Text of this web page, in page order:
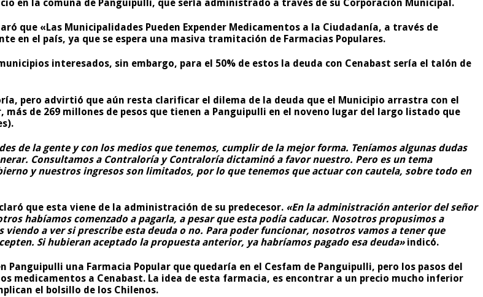
en la comuna de Panguipulli, que sería administrado a través de su Corporación Municipal.
que «Las Municipalidades Pueden Expender Medicamentos a la Ciudadanía, a través de
en el país, ya que se espera una masiva tramitación de Farmacias Populares.
interesados, sin embargo, para el 50% de estos la deuda con Cenabast sería el talón de
pero advirtió que aún resta clarificar el dilema de la deuda que el Municipio arrastra con el
de 269 millones de pesos que tienen a Panguipulli en el noveno lugar del largo listado que
de la gente y con los medios que tenemos, cumplir de la mejor forma. Teníamos algunas dudas
Consultamos a Contraloría y Contraloría dictaminó a favor nuestro. Pero es un tema
y nuestros ingresos son limitados, por lo que tenemos que actuar con cautela, sobre todo en
que esta viene de la administración de su predecesor. «En la administración anterior del señor
habíamos comenzado a pagarla, a pesar que esta podía caducar. Nosotros propusimos a
a ver si prescribe esta deuda o no. Para poder funcionar, nosotros vamos a tener que
Si hubieran aceptado la propuesta anterior, ya habríamos pagado esa deuda»indicó.
una Farmacia Popular que quedaría en el Cesfam de Panguipulli, pero los pasos del
medicamentos a Cenabast. La idea de esta farmacia, es encontrar a un precio mucho inferior
el bolsillo de los Chilenos.